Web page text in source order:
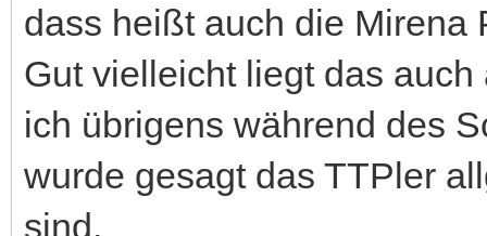
dass heißt auch die Mirena
Gut vielleicht liegt das
ich übrigens während des
wurde gesagt das TTPler
sind.